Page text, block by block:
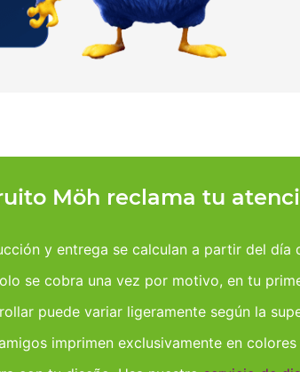
Möh reclama tu
y entrega se calculan a partir del día
se cobra una vez por motivo, en tu
puede variar ligeramente según la
imprimen exclusivamente en colores